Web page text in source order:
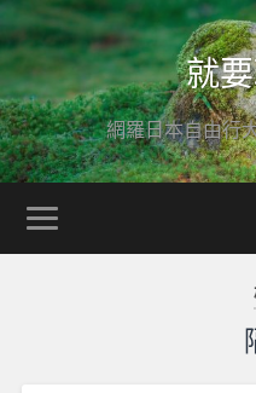
就
網羅日本自由行